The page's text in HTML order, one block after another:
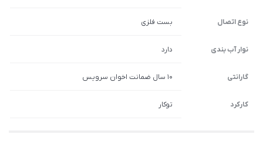
نوع اتصال بست فلزی
نوار آب بندی دارد
گارانتی 10 سال ضمانت اخوان سرویس
کارکرد توکار